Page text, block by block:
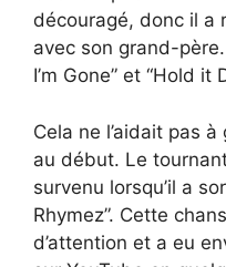
découragé, donc il a
avec son grand-père.
I’m Gone” et “Hold it
Cela ne l’aidait pas
au début. Le
survenu lorsqu’il a
Rhymez”. Cette
d’attention et a eu